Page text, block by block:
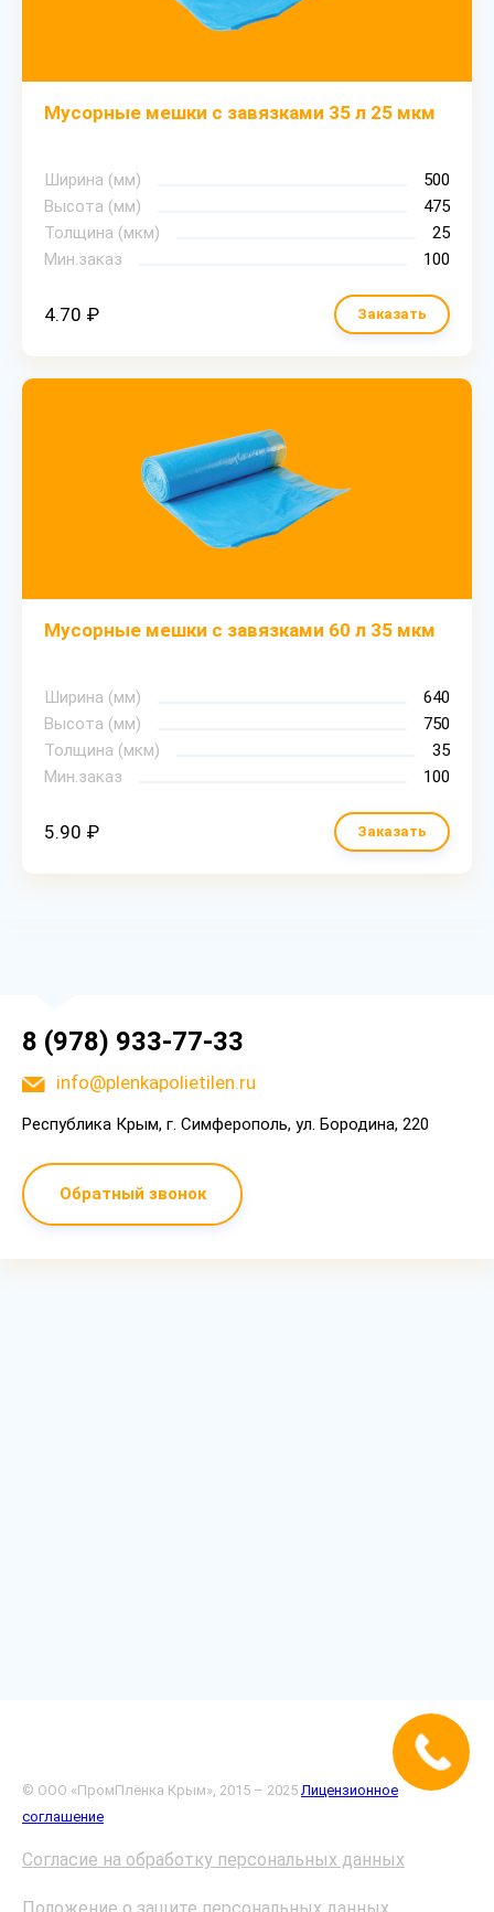
Мусорные мешки с завязками 35 л 25 мкм
Ширина (мм)
500
Высота (мм)
475
Толщина (мкм)
25
Мин.заказ
100
4.70 ₽ Заказать
Мусорные мешки с завязками 60 л 35 мкм
Ширина (мм)
640
Высота (мм)
750
Толщина (мкм)
35
Мин.заказ
100
5.90 ₽ Заказать
8 (978) 933-77-33
info@plenkapolietilen.ru
Республика Крым, г. Симферополь, ул. Бородина, 220
Обратный звонок
© ООО «ПромПлёнка Крым», 2015 – 2025 Лицензионное
соглашение
Согласие на обработку персональных данных